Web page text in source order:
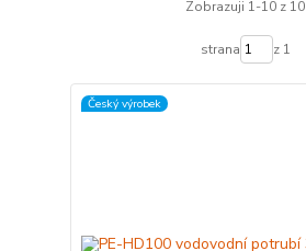
Zobrazuji 1-10 z 10
strana z 1
Český výrobek